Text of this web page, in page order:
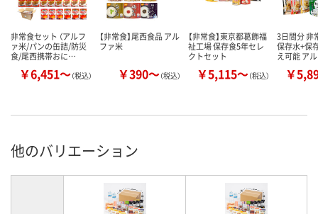
非常食セット （アルフ
ァ米/パンの缶詰/防災
食/尾西携帯おに…
￥6,451～（税込）
【非常食】尾西食品 アル
ファ米
￥390～（税込）
【非常食】東京都葛飾福
祉工場 保存食5年セレ
クトセット
￥5,115～（税込）
3日間分 非
保存水+保
え可能 ア
￥
他のバリエーション